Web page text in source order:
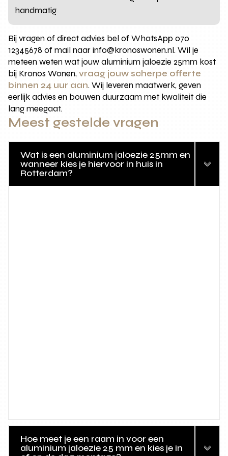
handmatig
Bij vragen of direct advies bel of WhatsApp 070
12345678 of mail naar info@kronoswonen.nl. Wil je
meteen weten wat jouw aluminium jaloezie 25mm kost
bij Kronos Wonen,vraag jouw scherpe offerte
binnen 24 uur aan. Wij leveren maatwerk, geven
eerlijk advies en bouwen duurzaam met kwaliteit die
lang meegaat.
Meest gestelde vragen
Wat is een aluminium jaloezie 25mm en
wanneer kies je hiervoor in huis in
Rotterdam?
Hoe meet je een raam in voor een
aluminium jaloezie 25 mm en kies je in